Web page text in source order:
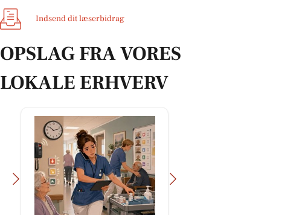
Indsend dit læserbidrag
OPSLAG FRA VORES
LOKALE ERHVERV